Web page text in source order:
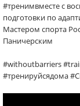
#тренимвместе с
подготовки по
Мастером спорта
Паничерским
#withoutbarriers
#тренируйсядома